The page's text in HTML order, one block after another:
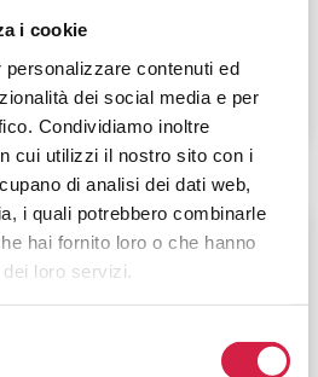
i cookie
contenuti ed
dei social media e per
Condividiamo inoltre
cui utilizzi il nostro sito con i
di analisi dei dati web,
i quali potrebbero combinarle
hai fornito loro o che hanno
loro servizi.
1
S. Paolo di Bari